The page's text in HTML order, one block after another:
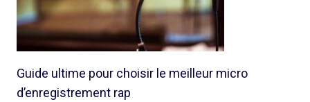
Guide ultime pour choisir le meilleur micro
d’enregistrement rap